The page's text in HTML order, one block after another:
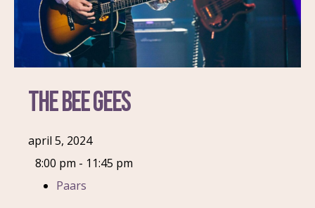
The Bee Gees
april 5, 2024
8:00 pm - 11:45 pm
Paars